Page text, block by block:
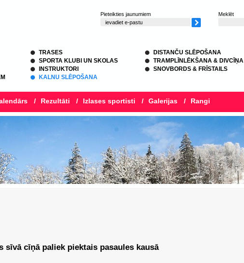
Pieteikties jaunumiem Meklēt
TRASES
SPORTA KLUBI UN SKOLAS
INSTRUKTORI
KALNU SLĒPOŠANA
DISTANČU SLĒPOŠANA
TRAMPLĪNLĒKŠANA & DIVCĪŅA
SNOVBORDS & FRĪSTAILS
/ Rezultāti / Izlases sportisti / Galerijas / Rangi
sīvā cīņā paliek piektais pasaules kausā